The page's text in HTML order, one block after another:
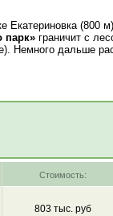
(800
парк» граничит с
Немного дальше
Стоимость:
803 тыс. руб